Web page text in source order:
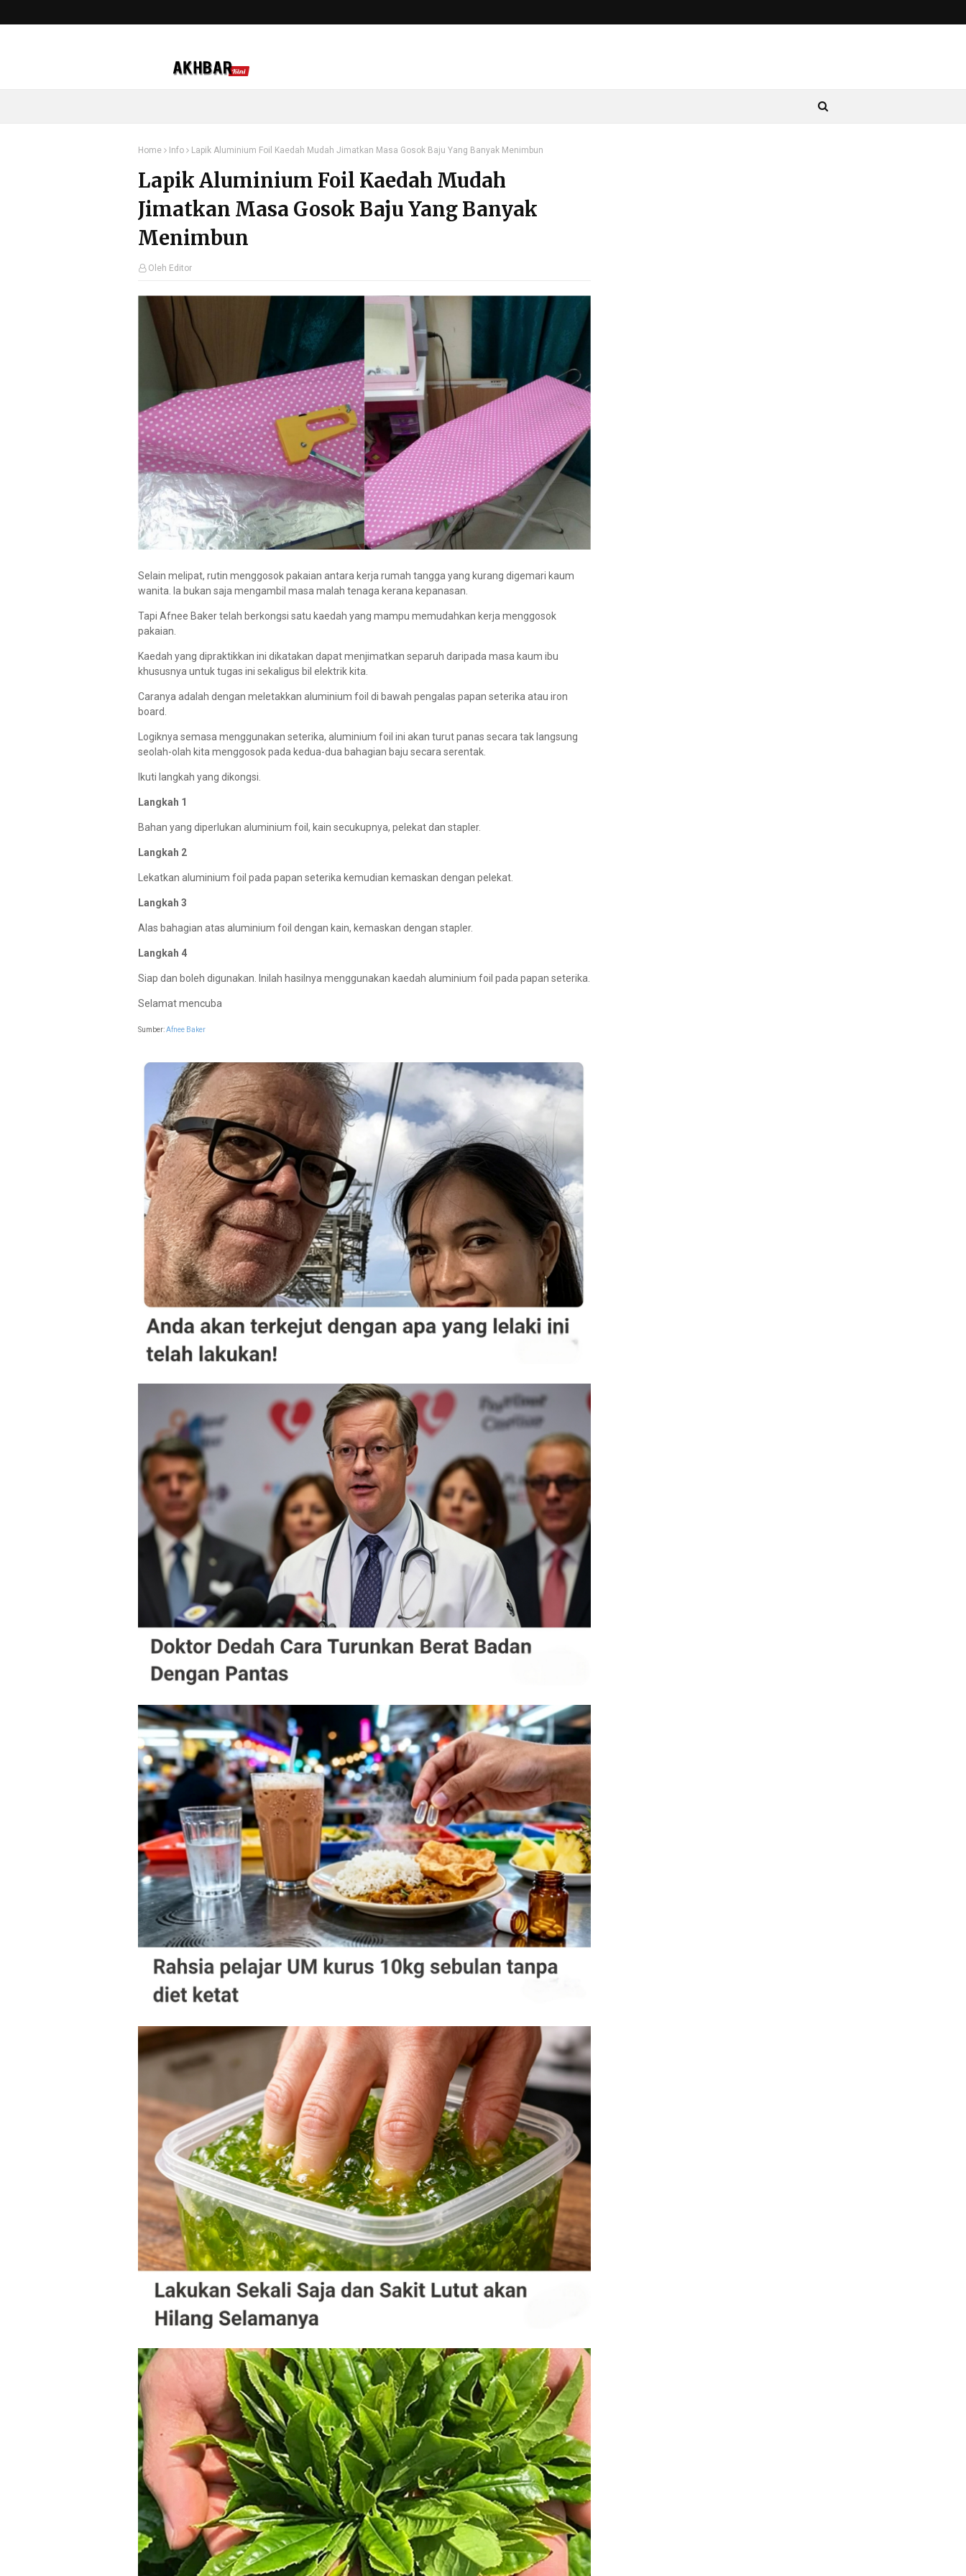
Home Info Lapik Aluminium Foil Kaedah Mudah Jimatkan Masa Gosok Baju Yang Banyak Menimbun
Lapik Aluminium Foil Kaedah Mudah
Jimatkan Masa Gosok Baju Yang Banyak
Menimbun
Oleh Editor
Selain melipat, rutin menggosok pakaian antara kerja rumah tangga yang kurang digemari kaum
wanita. Ia bukan saja mengambil masa malah tenaga kerana kepanasan.
Tapi Afnee Baker telah berkongsi satu kaedah yang mampu memudahkan kerja menggosok
pakaian.
Kaedah yang dipraktikkan ini dikatakan dapat menjimatkan separuh daripada masa kaum ibu
khususnya untuk tugas ini sekaligus bil elektrik kita.
Caranya adalah dengan meletakkan aluminium foil di bawah pengalas papan seterika atau iron
board.
Logiknya semasa menggunakan seterika, aluminium foil ini akan turut panas secara tak langsung
seolah-olah kita menggosok pada kedua-dua bahagian baju secara serentak.
Ikuti langkah yang dikongsi.
Langkah 1
Bahan yang diperlukan aluminium foil, kain secukupnya, pelekat dan stapler.
Langkah 2
Lekatkan aluminium foil pada papan seterika kemudian kemaskan dengan pelekat.
Langkah 3
Alas bahagian atas aluminium foil dengan kain, kemaskan dengan stapler.
Langkah 4
Siap dan boleh digunakan. Inilah hasilnya menggunakan kaedah aluminium foil pada papan seterika.
Selamat mencuba
Sumber:Afnee Baker